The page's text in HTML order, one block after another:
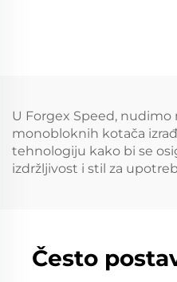
U Forgex Speed, nudimo
monobloknih kotača
tehnologiju kako bi se
izdržljivost i stil za
Često